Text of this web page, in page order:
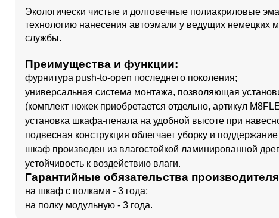
Экологически чистые и долговечные полиакриловые
технологию нанесения автоэмали у ведущих немецких
службы.
Преимущества и функции:
фурнитура push-to-open последнего поколения;
универсальная система монтажа, позволяющая
(комплект ножек приобретается отдельно, артикул
установка шкафа-пенала на удобной высоте при
подвесная конструкция облегчает уборку и
шкаф произведен из влагостойкой ламинированной
устойчивость к воздействию влаги.
Гарантийные обязательства
на шкаф с полками - 3 года;
на полку модульную - 3 года.